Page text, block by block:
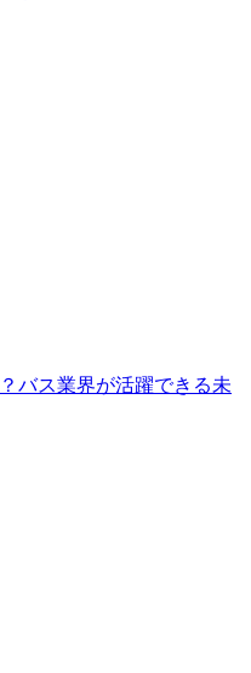
バス業界が活躍できる未